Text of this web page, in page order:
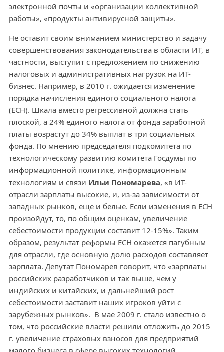
электронной почты и «организации коллективной
работы», «продукты антивирусной защиты».
Не оставит своим вниманием министерство и задачу
совершенствования законодательства в области ИТ, в
частности, выступит с предложением по снижению
налоговых и административных нагрузок на ИТ-
бизнес. Например, в 2010 г. ожидается изменение
порядка начисления единого социального налога
(ЕСН). Шкала вместо регрессивной должна стать
плоской, а 24% единого налога от фонда заработной
платы возрастут до 34% выплат в три социальных
фонда. По мнению председателя подкомитета по
технологическому развитию комитета Госдумы по
информационной политике, информационным
технологиям и связи Ильи Пономарева, «в ИТ-
отрасли зарплаты высокие, и, из-за зависимости от
западных рынков, еще и белые. Если изменения в ЕСН
произойдут, то, по общим оценкам, увеличение
себестоимости продукции составит 12-15%». Таким
образом, результат реформы ЕСН окажется пагубным
для отрасли, где основную долю расходов составляет
зарплата. Депутат Пономарев говорит, что «зарплаты
российских разработчиков и так выше, чем у
индийских и китайских, и дальнейший рост
себестоимости заставит наших игроков уйти с
зарубежных рынков». В мае 2009 г. стало известно о
том, что российские власти решили отложить до 2015
г. увеличение страховых взносов для предприятий